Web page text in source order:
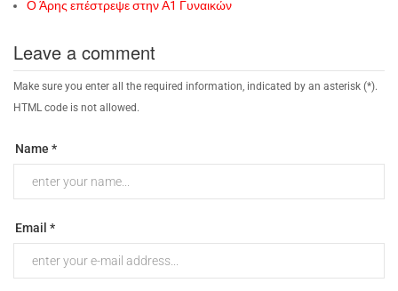
Ο Άρης επέστρεψε στην Α1 Γυναικών
Leave a comment
Make sure you enter all the required information, indicated by an asterisk (*).
HTML code is not allowed.
Name *
Email *